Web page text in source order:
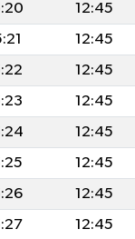
12:45
12:45
12:45
12:45
12:45
12:45
12:45
12:45